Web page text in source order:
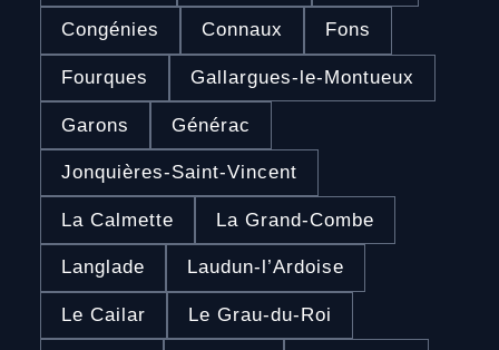
Congénies Connaux Fons
Fourques Gallargues-le-Montueux
Garons Générac
Jonquières-Saint-Vincent
La Calmette La Grand-Combe
Langlade Laudun-l’Ardoise
Le Cailar Le Grau-du-Roi